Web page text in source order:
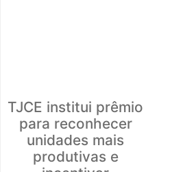
TJCE institui prêmio
para reconhecer
unidades mais
produtivas e